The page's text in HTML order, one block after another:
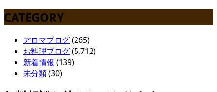
CATEGORY
アロマブログ(265)
お料理ブログ(5,712)
新着情報 (139)
未分類(30)